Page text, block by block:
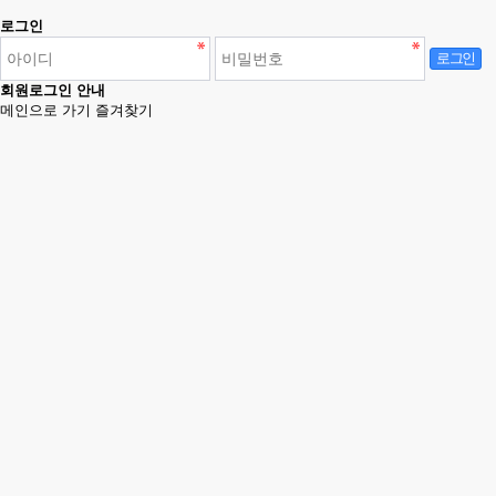
로그인
로그인
회원로그인 안내
메인으로 가기 즐겨찾기